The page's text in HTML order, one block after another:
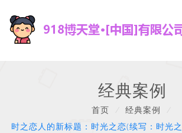
经典案例
首页 经典案例
时之恋人的新标题：时光之恋(续写：时